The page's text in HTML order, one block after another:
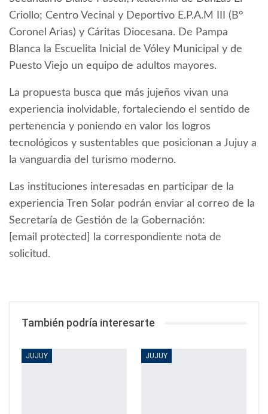
Criollo; Centro Vecinal y Deportivo E.P.A.M III (B°
Coronel Arias) y Cáritas Diocesana. De Pampa
Blanca la Escuelita Inicial de Vóley Municipal y de
Puesto Viejo un equipo de adultos mayores.
La propuesta busca que más jujeños vivan una
experiencia inolvidable, fortaleciendo el sentido de
pertenencia y poniendo en valor los logros
tecnológicos y sustentables que posicionan a Jujuy a
la vanguardia del turismo moderno.
Las instituciones interesadas en participar de la
experiencia Tren Solar podrán enviar al correo de la
Secretaría de Gestión de la Gobernación:
[email protected] la correspondiente nota de
solicitud.
También podría interesarte
JUJUY JUJUY